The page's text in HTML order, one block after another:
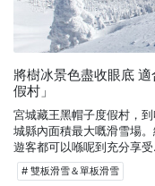
將樹冰景色盡收眼底
假村」
宮城藏王黑帽子度假村，
城縣內面積最大嘅滑雪場
遊客都可以喺呢到充分享
# 雙板滑雪＆單板滑雪